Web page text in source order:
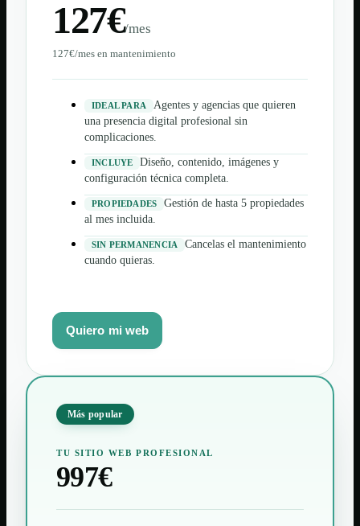
127€/mes
127€/mes en mantenimiento
IDEAL PARA
Agentes y agencias que quieren
una presencia digital profesional sin
complicaciones.
INCLUYE
Diseño, contenido, imágenes y
configuración técnica completa.
PROPIEDADES
Gestión de hasta 5 propiedades
al mes incluida.
SIN PERMANENCIA
Cancelas el mantenimiento
cuando quieras.
Quiero mi web
Más popular
TU SITIO WEB PROFESIONAL
997€